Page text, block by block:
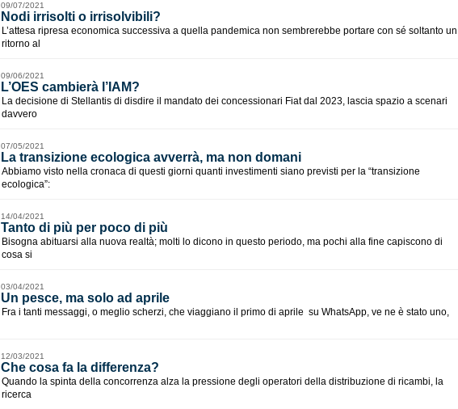
09/07/2021
Nodi irrisolti o irrisolvibili?
L’attesa ripresa economica successiva a quella pandemica non sembrerebbe portare con sé soltanto un
ritorno al
09/06/2021
L’OES cambierà l’IAM?
La decisione di Stellantis di disdire il mandato dei concessionari Fiat dal 2023, lascia spazio a scenari
davvero
07/05/2021
La transizione ecologica avverrà, ma non domani
Abbiamo visto nella cronaca di questi giorni quanti investimenti siano previsti per la “transizione
ecologica”:
14/04/2021
Tanto di più per poco di più
Bisogna abituarsi alla nuova realtà; molti lo dicono in questo periodo, ma pochi alla fine capiscono di
cosa si
03/04/2021
​Un pesce, ma solo ad aprile
Fra i tanti messaggi, o meglio scherzi, che viaggiano il primo di aprile su WhatsApp, ve ne è stato uno,
12/03/2021
Che cosa fa la differenza?
Quando la spinta della concorrenza alza la pressione degli operatori della distribuzione di ricambi, la
ricerca